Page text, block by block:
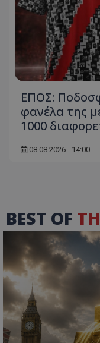
ΕΠΟΣ:
φανέλα της
1000
08.08.2026 - 14:00
BEST OF